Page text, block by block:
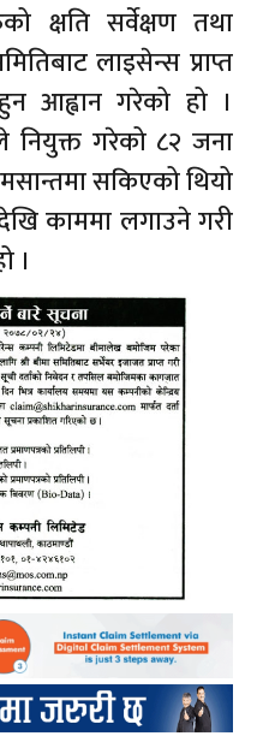
क्षति सर्वेक्षण तथा
लाइसेन्स प्राप्त
आह्वान गरेको हो ।
नियुक्त गरेको ८२ जना
सकिएको थियो
काममा लगाउने गरी
।